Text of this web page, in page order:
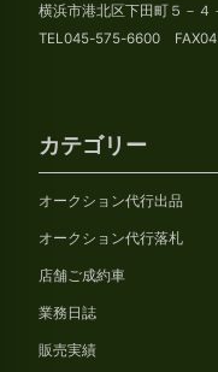
横浜市港北区下田町５－４
TEL045-575-6600
カテゴリー
オークション代行出品
オークション代行落札
店舗ご成約車
業務日誌
販売実績